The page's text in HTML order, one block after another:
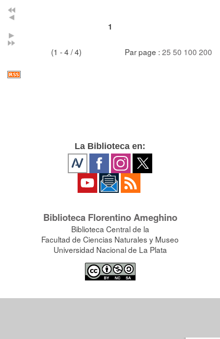
1
(1 - 4 / 4) Par page : 25 50 100 200
La Biblioteca en:
Biblioteca Florentino Ameghino
Biblioteca Central de la
Facultad de Ciencias Naturales y Museo
Universidad Nacional de La Plata